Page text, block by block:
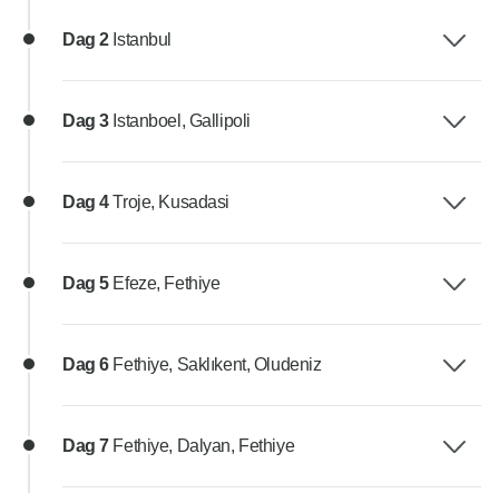
Dag 2 Istanbul
Dag 3 Istanboel, Gallipoli
Dag 4Troje, Kusadasi
Dag 5 Efeze, Fethiye
Dag 6 Fethiye, Saklıkent, Oludeniz
Dag 7 Fethiye, Dalyan, Fethiye